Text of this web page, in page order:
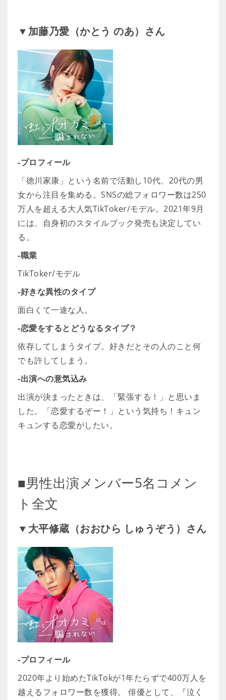
▼加藤乃愛（かとう のあ）さん
-プロフィール
「徳川家康」という名前で活動し10代、20代の男
女から注目を集める。SNSの総フォロワー数は250
万人を超える大人気TikToker/モデル。2021年9月
には、自身初のスタイルブック発売も決定してい
る。
-職業
TikToker/モデル
-好きな異性のタイプ
面白くて一途な人。
-恋愛をするとどうなるタイプ？
依存してしまうタイプ。好きだとその人のこと何
でも許してしまう。
-出演への意気込み
出演が決まったときは、「緊張する！」と思いま
した。「恋愛するぞー！」という気持ち！キュン
キュンする恋愛がしたい。
■男性出演メンバー5名コメン
ト全文
▼大平修蔵（おおひら しゅうぞう）さん
-プロフィール
2020年より始めたTikTokが1年たらずで400万人を
越えるフォロワー数を獲得。 俳優として、『泣く